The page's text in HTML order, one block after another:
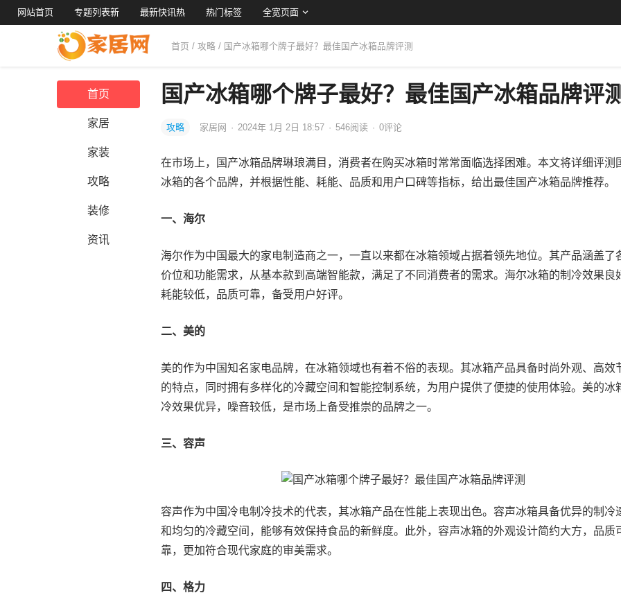
网站首页 专题列表新 最新快讯热 热门标签 全宽页面
首页 / 攻略 / 国产冰箱哪个牌子最好？最佳国产冰箱品牌评测
首页
家居
家装
攻略
装修
资讯
国产冰箱哪个牌子最好？最佳国产冰箱品牌评
攻略 家居网 · 2024年 1月 2日 18:57 · 546阅读 · 0评论
在市场上，国产冰箱品牌琳琅满目，消费者在购买冰箱时常常面临选择困难。本文将详细评测
冰箱的各个品牌，并根据性能、耗能、品质和用户口碑等指标，给出最佳国产冰箱品牌推荐。
一、海尔
海尔作为中国最大的家电制造商之一，一直以来都在冰箱领域占据着领先地位。其产品涵盖了
价位和功能需求，从基本款到高端智能款，满足了不同消费者的需求。海尔冰箱的制冷效果良
耗能较低，品质可靠，备受用户好评。
二、美的
美的作为中国知名家电品牌，在冰箱领域也有着不俗的表现。其冰箱产品具备时尚外观、高效
的特点，同时拥有多样化的冷藏空间和智能控制系统，为用户提供了便捷的使用体验。美的冰
冷效果优异，噪音较低，是市场上备受推崇的品牌之一。
三、容声
容声作为中国冷电制冷技术的代表，其冰箱产品在性能上表现出色。容声冰箱具备优异的制冷
和均匀的冷藏空间，能够有效保持食品的新鲜度。此外，容声冰箱的外观设计简约大方，品质
靠，更加符合现代家庭的审美需求。
四、格力